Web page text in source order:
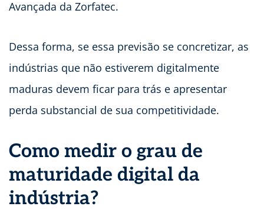
Avançada da Zorfatec.
Dessa forma, se essa previsão se concretizar, as
indústrias que não estiverem digitalmente
maduras devem ficar para trás e apresentar
perda substancial de sua competitividade.
Como medir o grau de
maturidade digital da
indústria?